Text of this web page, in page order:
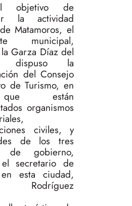
objetivo de
la actividad
Matamoros, el
municipal,
la Garza Díaz del
dispuso la
del Consejo
de Turismo, en
están
organismos
civiles, y
de los tres
de gobierno,
secretario de
esta ciudad,
Rodríguez